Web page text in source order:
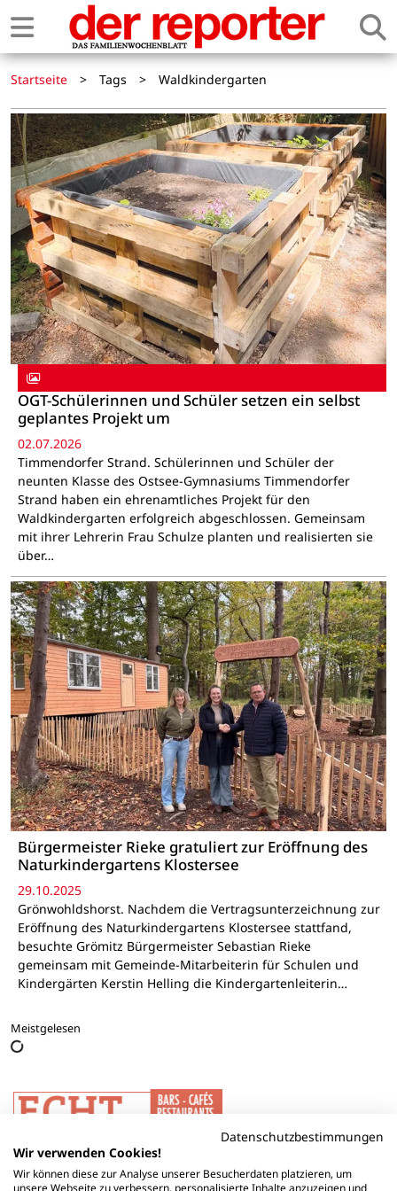
Startseite > Tags > Waldkindergarten
OGT-Schülerinnen und Schüler setzen ein selbst
geplantes Projekt um
02.07.2026
Timmendorfer Strand. Schülerinnen und Schüler der
neunten Klasse des Ostsee-Gymnasiums Timmendorfer
Strand haben ein ehrenamtliches Projekt für den
Waldkindergarten erfolgreich abgeschlossen. Gemeinsam
mit ihrer Lehrerin Frau Schulze planten und realisierten sie
über…
Bürgermeister Rieke gratuliert zur Eröffnung des
Naturkindergartens Klostersee
29.10.2025
Grönwohldshorst. Nachdem die Vertragsunterzeichnung zur
Eröffnung des Naturkindergartens Klostersee stattfand,
besuchte Grömitz Bürgermeister Sebastian Rieke
gemeinsam mit Gemeinde-Mitarbeiterin für Schulen und
Kindergärten Kerstin Helling die Kindergartenleiterin…
Meistgelesen
Datenschutzbestimmungen
Wir verwenden Cookies!
Wir können diese zur Analyse unserer Besucherdaten platzieren, um
unsere Webseite zu verbessern, personalisierte Inhalte anzuzeigen und